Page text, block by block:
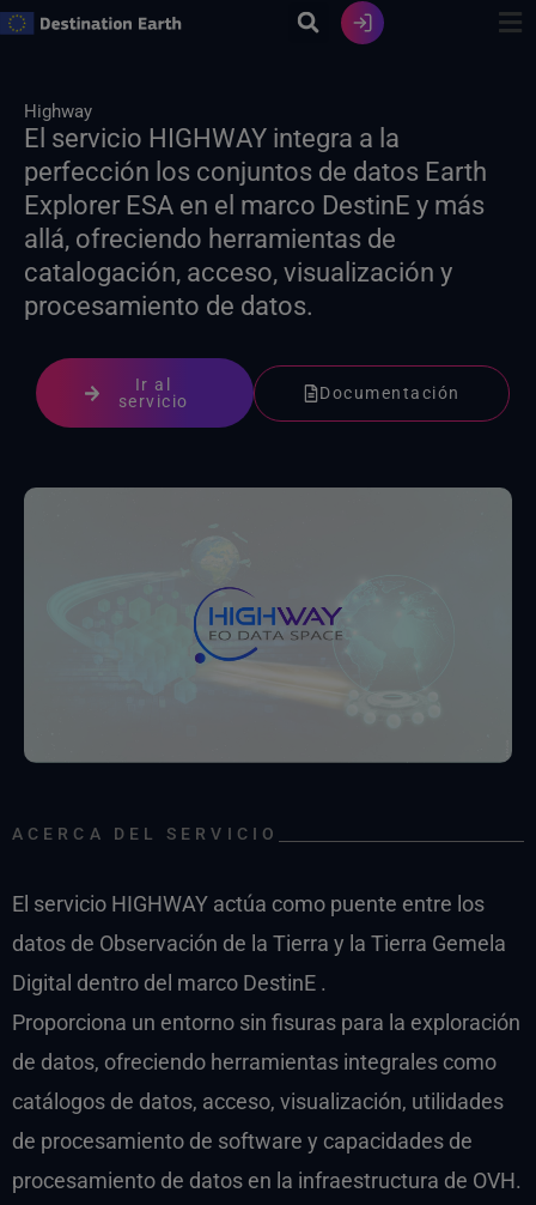
Ir
Highway
El servicio HIGHWAY integra a la
perfección los conjuntos de datos Earth
Explorer ESA en el marco DestinE y más
allá, ofreciendo herramientas de
catalogación, acceso, visualización y
procesamiento de datos.
Ir al
servicio
Documentación
ACERCA DEL SERVICIO
El servicio HIGHWAY actúa como puente entre los
datos de Observación de la Tierra y la Tierra Gemela
Digital dentro del marco DestinE .
Proporciona un entorno sin fisuras para la exploración
de datos, ofreciendo herramientas integrales como
catálogos de datos, acceso, visualización, utilidades
de procesamiento de software y capacidades de
procesamiento de datos en la infraestructura de OVH.